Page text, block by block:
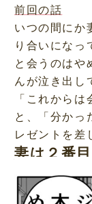
前回の話
いつの間にか
り合いになっ
と会うのはや
んが泣き出し
「これから
と、「分かっ
レゼントを差
妻は２番